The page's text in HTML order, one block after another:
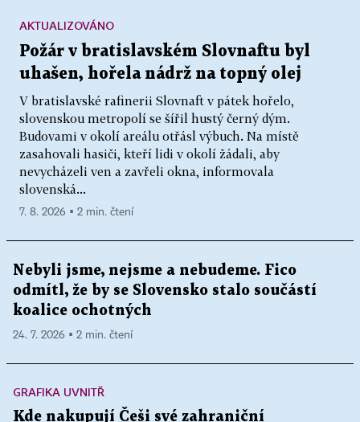
Požár v bratislavském Slovnaftu byl
uhašen, hořela nádrž na topný olej
V bratislavské rafinerii Slovnaft v pátek hořelo,
slovenskou metropolí se šířil hustý černý dým.
Budovami v okolí areálu otřásl výbuch. Na místě
zasahovali hasiči, kteří lidi v okolí žádali, aby
nevycházeli ven a zavřeli okna, informovala
slovenská...
AKTUALIZOVÁNO
7. 8. 2026 ▪ 2 min. čtení
Nebyli jsme, nejsme a nebudeme. Fico
odmítl, že by se Slovensko stalo součástí
koalice ochotných
24. 7. 2026 ▪ 2 min. čtení
GRAFIKA UVNITŘ
Kde nakupují Češi své zahraniční